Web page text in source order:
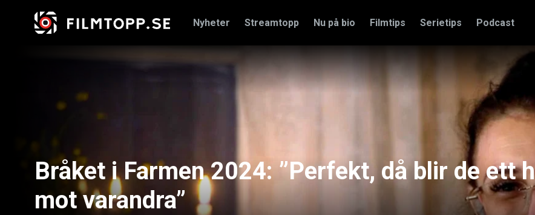
Nyheter Streamtopp Nu på bio Filmtips Serietips Podcast
Bråket i Farmen 2024: ”Perfekt, då blir de ett
mot varandra”